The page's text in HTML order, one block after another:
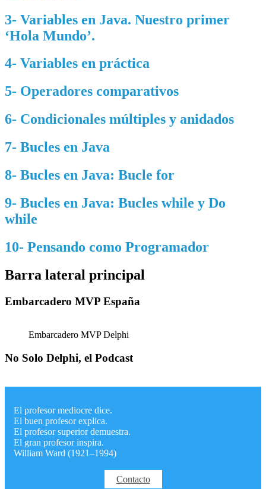
3- Variables en Java. Nuestro primer
‘Hola Mundo’.
4- Variables en práctica
5- Operadores comparativos
6- Condicionales múltiples y anidados
7- Bucles en Java
8- Bucles en Java: Bucle for
9- Bucles en Java: Bucles while y Do
while
10- Pensando como Programador
Barra lateral principal
Embarcadero MVP España
Embarcadero MVP Delphi
No Solo Delphi, el Podcast
El profesor mediocre dice.
El buen profesor explica.
El profesor superior demuestra.
El gran profesor inspira.
William Ward (1921–1994)
Contacto